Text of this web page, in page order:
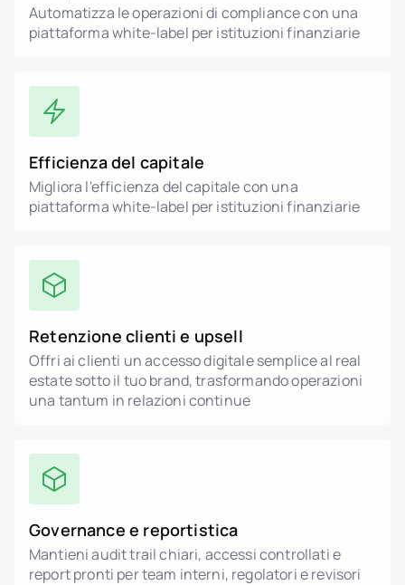
Automatizza le operazioni di compliance con una
piattaforma white-label per istituzioni finanziarie
Efficienza del capitale
Migliora l'efficienza del capitale con una
piattaforma white-label per istituzioni finanziarie
Retenzione clienti e upsell
Offri ai clienti un accesso digitale semplice al real
estate sotto il tuo brand, trasformando operazioni
una tantum in relazioni continue
Governance e reportistica
Mantieni audit trail chiari, accessi controllati e
report pronti per team interni, regolatori e revisori